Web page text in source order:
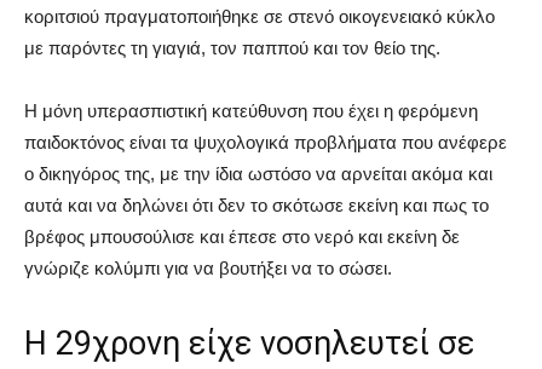
κοριτσιού πραγματοποιήθηκε σε στενό οικογενειακό κύκλο
με παρόντες τη γιαγιά, τον παππού και τον θείο της.
Η μόνη υπερασπιστική κατεύθυνση που έχει η φερόμενη
παιδοκτόνος είναι τα ψυχολογικά προβλήματα που ανέφερε
ο δικηγόρος της, με την ίδια ωστόσο να αρνείται ακόμα και
αυτά και να δηλώνει ότι δεν το σκότωσε εκείνη και πως το
βρέφος μπουσούλισε και έπεσε στο νερό και εκείνη δε
γνώριζε κολύμπι για να βουτήξει να το σώσει.
Η 29χρονη είχε νοσηλευτεί σε